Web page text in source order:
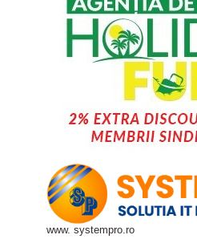
www. systempro.ro